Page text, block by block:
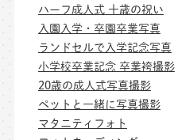
ハーフ成人式 十歳の祝い
入園入学・卒園卒業写真
ランドセルで入学記念写真
小学校卒業記念 卒業袴撮影
20歳の成人式写真撮影
ペットと一緒に写真撮影
マタニティフォト